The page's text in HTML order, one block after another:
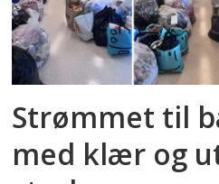
Strømmet til
med klær og